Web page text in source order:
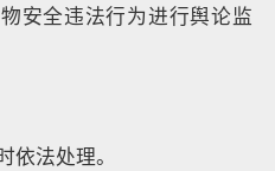
安全违法行为进行舆论监
法处理。